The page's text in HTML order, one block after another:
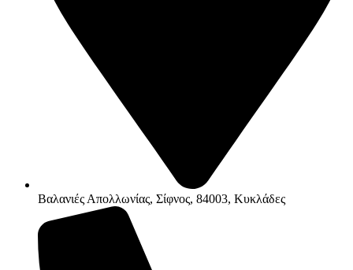
Βαλανιές Απολλωνίας, Σίφνος, 84003, Κυκλάδες